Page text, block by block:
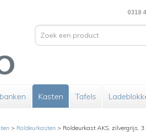
0318
Kasten Tafels
> Roldeurkasten > Roldeurkast AKS, zilvergrijs,